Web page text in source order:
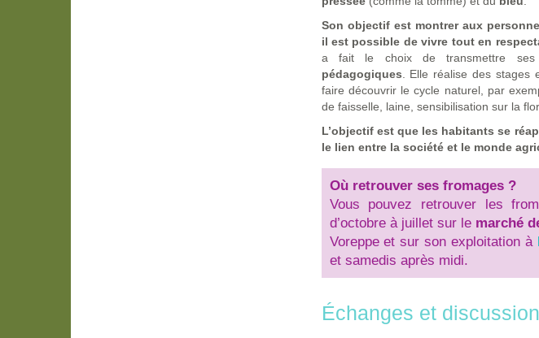
Son objectif est montrer aux
il est possible de vivre tout en
a fait le choix de transmettre ses
pédagogiques . Elle réalise des
faire découvrir le cycle naturel, par
de faisselle, laine, sensibilisation sur la
L’objectif est que les habitants se
le lien entre la société et le monde
Où retrouver ses fromages ?
Vous pouvez retrouver les
d’octobre à juillet sur le marché
Voreppe et sur son exploitation à
et samedis après midi.
Échanges et